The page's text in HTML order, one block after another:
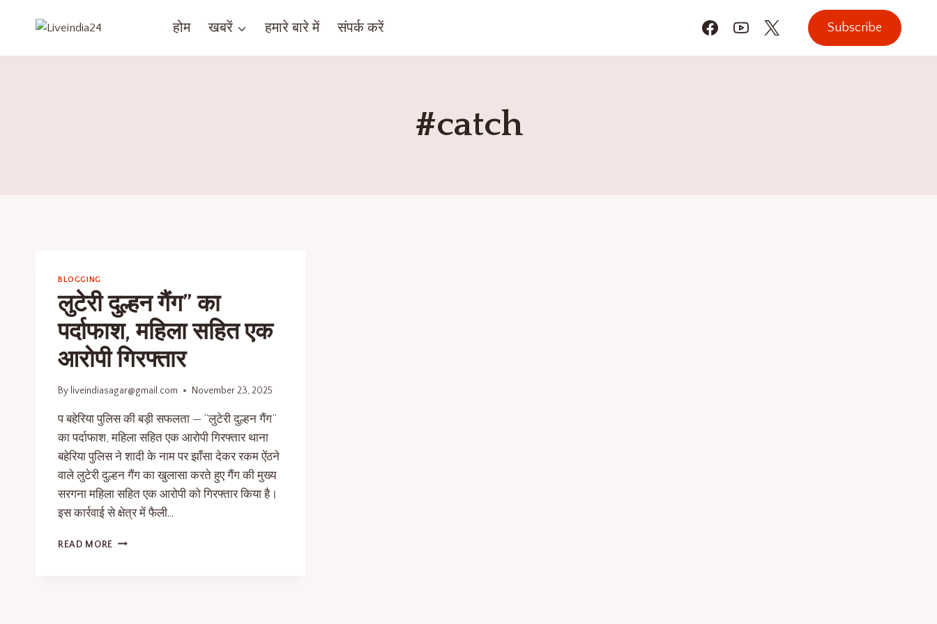
होम खबरें हमारे बारे में संपर्क करें Subscribe
#catch
BLOGGING
लुटेरी दुल्हन गैंग” का
पर्दाफाश, महिला सहित एक
आरोपी गिरफ्तार
By liveindiasagar@gmail.com November 23, 2025
प बहेरिया पुलिस की बड़ी सफलता — “लुटेरी दुल्हन गैंग”
का पर्दाफाश, महिला सहित एक आरोपी गिरफ्तार थाना
बहेरिया पुलिस ने शादी के नाम पर झाँसा देकर रकम ऐंठने
वाले लुटेरी दुल्हन गैंग का खुलासा करते हुए गैंग की मुख्य
सरगना महिला सहित एक आरोपी को गिरफ्तार किया है।
इस कार्रवाई से क्षेत्र में फैली…
READ MORE